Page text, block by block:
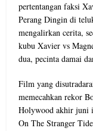
pertentangan faksi
Perang Dingin di
mengalirkan cerita,
kubu Xavier vs
dua, pecinta damai
Film yang
memecahkan rekor
Holywood akhir juni
On The Stranger